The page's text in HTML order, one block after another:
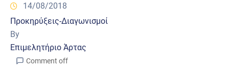
14/08/2018
Προκηρύξεις-Διαγωνισμοί
By
Επιμελητήριο Άρτας
Comment off